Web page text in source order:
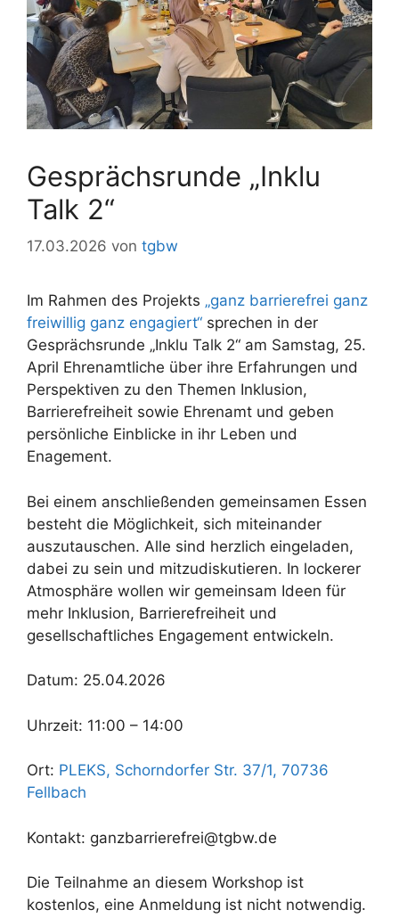
Gesprächsrunde „Inklu
Talk 2“
17.03.2026 von tgbw
Im Rahmen des Projekts „ganz barrierefrei ganz
freiwillig ganz engagiert“ sprechen in der
Gesprächsrunde „Inklu Talk 2“ am Samstag, 25.
April Ehrenamtliche über ihre Erfahrungen und
Perspektiven zu den Themen Inklusion,
Barrierefreiheit sowie Ehrenamt und geben
persönliche Einblicke in ihr Leben und
Enagement.
Bei einem anschließenden gemeinsamen Essen
besteht die Möglichkeit, sich miteinander
auszutauschen. Alle sind herzlich eingeladen,
dabei zu sein und mitzudiskutieren. In lockerer
Atmosphäre wollen wir gemeinsam Ideen für
mehr Inklusion, Barrierefreiheit und
gesellschaftliches Engagement entwickeln.
Datum: 25.04.2026
Uhrzeit: 11:00 – 14:00
Ort: PLEKS, Schorndorfer Str. 37/1, 70736
Fellbach
Kontakt: ganzbarrierefrei@tgbw.de
Die Teilnahme an diesem Workshop ist
kostenlos, eine Anmeldung ist nicht notwendig.